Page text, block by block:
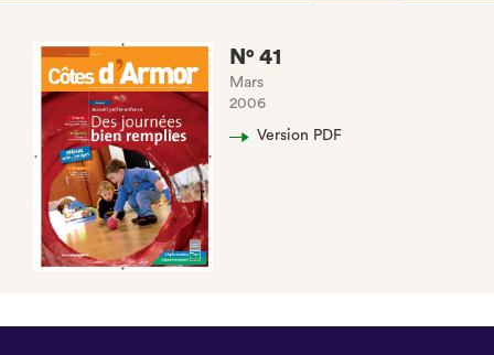
N° 41
Mars
2006
Version PDF